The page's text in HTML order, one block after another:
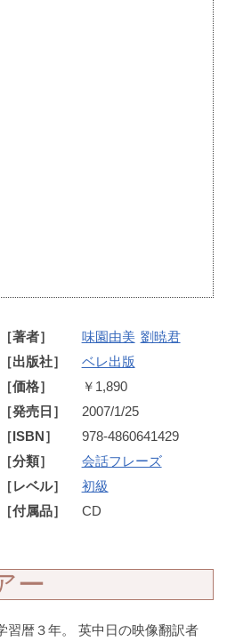
［著者］ 味園由美 劉暁君
［出版社］
ベレ出版
［価格］
￥1,890
［発売日］
2007/1/25
［ISBN］
978-4860641429
［分類］
会話フレーズ
［レベル］
初級
［付属品］
CD
ー
習暦３年。 英中日の映像翻訳者